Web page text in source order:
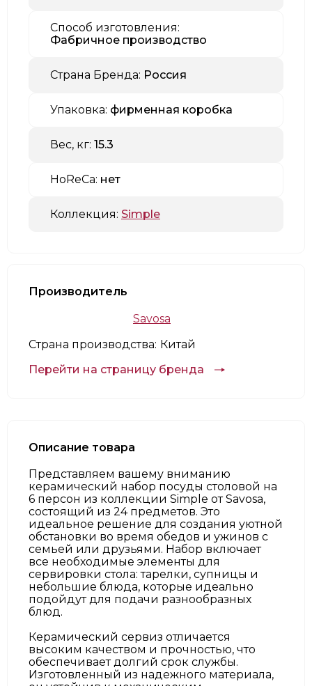
Способ изготовления:
Фабричное производство
Страна Бренда: Россия
Упаковка: фирменная коробка
Вес, кг: 15.3
HoReCa: нет
Коллекция: Simple
Производитель
Savosa
Страна производства: Китай
Перейти на страницу бренда
Описание товара
Представляем вашему вниманию
керамический набор посуды столовой на
6 персон из коллекции Simple от Savosa,
состоящий из 24 предметов. Это
идеальное решение для создания уютной
обстановки во время обедов и ужинов с
семьей или друзьями. Набор включает
все необходимые элементы для
сервировки стола: тарелки, супницы и
небольшие блюда, которые идеально
подойдут для подачи разнообразных
блюд.
Керамический сервиз отличается
высоким качеством и прочностью, что
обеспечивает долгий срок службы.
Изготовленный из надежного материала,